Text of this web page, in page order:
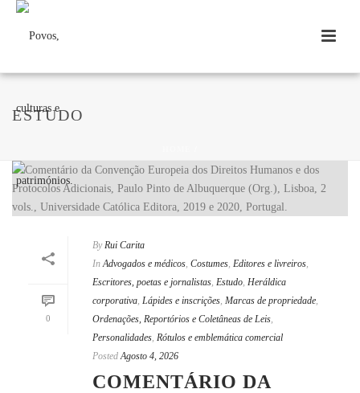
ESTUDO
0
By Rui Carita
In Advogados e médicos, Costumes, Editores e livreiros,
Escritores, poetas e jornalistas, Estudo, Heráldica
corporativa, Lápides e inscrições, Marcas de propriedade,
Ordenações, Reportórios e Coletâneas de Leis,
Personalidades, Rótulos e emblemática comercial
Posted Agosto 4, 2026
COMENTÁRIO DA